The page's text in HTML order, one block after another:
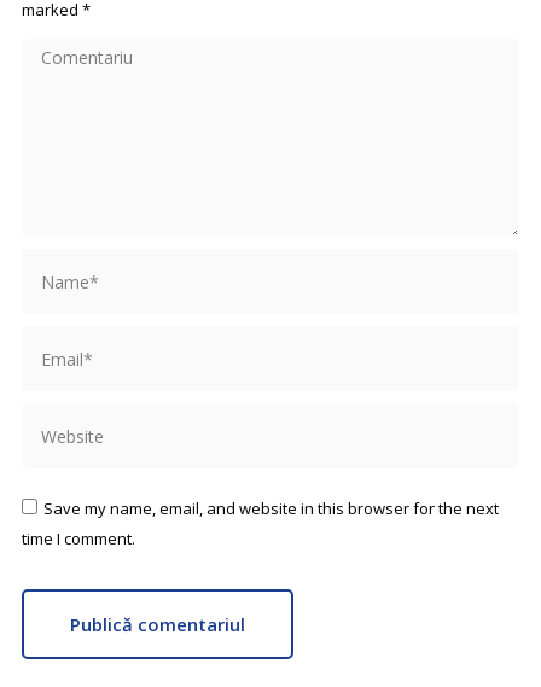
marked *
Comentariu
Save my name, email, and website in this browser for the next
time I comment.
Publică comentariul